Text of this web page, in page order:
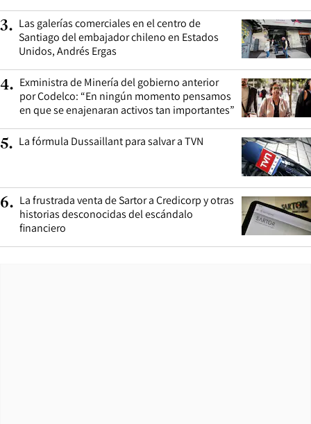
3. Las galerías comerciales en el centro de
Santiago del embajador chileno en Estados
Unidos, Andrés Ergas
4. Exministra de Minería del gobierno anterior
por Codelco: “En ningún momento pensamos
en que se enajenaran activos tan importantes”
5. La fórmula Dussaillant para salvar a TVN
6. La frustrada venta de Sartor a Credicorp y otras
historias desconocidas del escándalo
financiero